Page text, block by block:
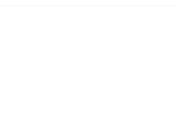
JCB ทะเบียน ตค-